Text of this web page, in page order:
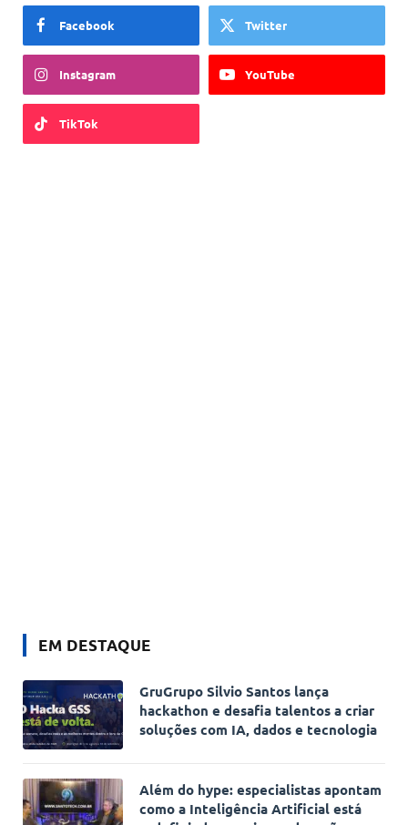
Facebook Twitter
Instagram YouTube
TikTok
EM DESTAQUE
GruGrupo Silvio Santos lança
hackathon e desafia talentos a criar
soluções com IA, dados e tecnologia
Além do hype: especialistas apontam
como a Inteligência Artificial está